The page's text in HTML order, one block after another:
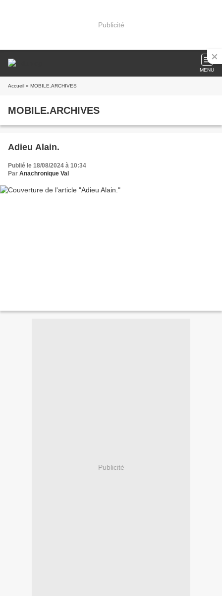
Publicité
MENU
Accueil » MOBILE.ARCHIVES
MOBILE.ARCHIVES
Adieu Alain.
Publié le 18/08/2024 à 10:34
Par Anachronique Val
Publicité